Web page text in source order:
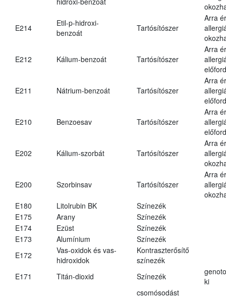
E214
Etil-p-hidroxi-
benzoát
Tartósítószer
Arra
E212 Kálium-benzoát Tartósítószer
Arra
E211 Nátrium-benzoát Tartósítószer
Arra
E210 Benzoesav Tartósítószer
Arra
E202 Kálium-szorbát Tartósítószer
Arra
E200 Szorbinsav Tartósítószer
Arra
E180
Litolrubin BK
Színezék
E175
Arany
Színezék
E174
Ezüst
Színezék
E173
Alumínium
Színezék
E172
Vas-oxidok és vas-
hidroxidok
Kontraszterősítő
színezék
E171
Titán-dioxid Színezék
ki
csomósodást